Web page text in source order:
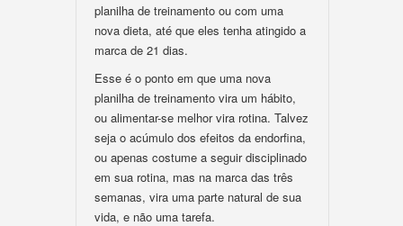
planilha de treinamento ou com uma
nova dieta, até que eles tenha atingido a
marca de 21 dias.
Esse é o ponto em que uma nova
planilha de treinamento vira um hábito,
ou alimentar-se melhor vira rotina. Talvez
seja o acúmulo dos efeitos da endorfina,
ou apenas costume a seguir disciplinado
em sua rotina, mas na marca das três
semanas, vira uma parte natural de sua
vida, e não uma tarefa.